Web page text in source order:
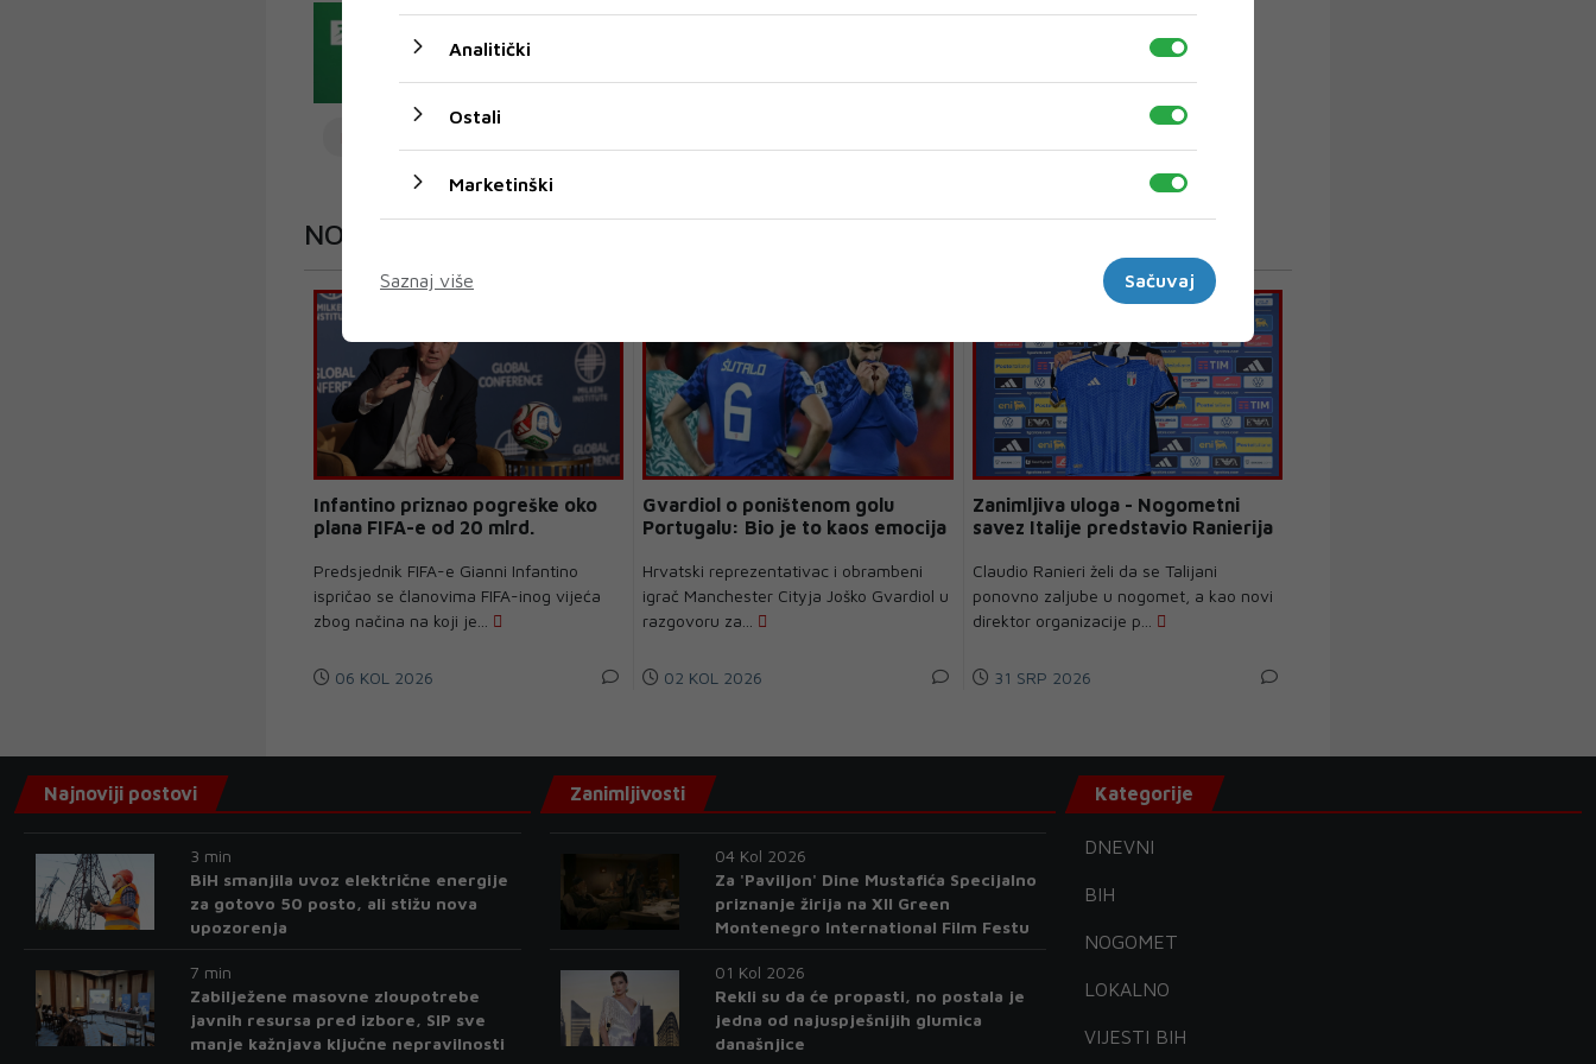
NOGOMET
Infantino priznao pogreške oko
plana FIFA-e od 20 mlrd.
Predsjednik FIFA-e Gianni Infantino
ispričao se članovima FIFA-inog vijeća
zbog načina na koji je...
06 KOL 2026
Gvardiol o poništenom golu
Portugalu: Bio je to kaos emocija
Hrvatski reprezentativac i obrambeni
igrač Manchester Cityja Joško Gvardiol u
razgovoru za...
02 KOL 2026
Zanimljiva uloga - Nogometni
savez Italije predstavio Ranierija
Claudio Ranieri želi da se Talijani
ponovno zaljube u nogomet, a kao novi
direktor organizacije p...
31 SRP 2026
Analitički
Ostali
Marketinški
Saznaj više Sačuvaj
Najnoviji postovi
3 min
BiH smanjila uvoz električne energije
za gotovo 50 posto, ali stižu nova
upozorenja
7 min
Zabilježene masovne zloupotrebe
javnih resursa pred izbore, SIP sve
manje kažnjava ključne nepravilnosti
Zanimljivosti
04 Kol 2026
Za 'Paviljon' Dine Mustafića Specijalno
priznanje žirija na XII Green
Montenegro International Film Festu
01 Kol 2026
Rekli su da će propasti, no postala je
jedna od najuspješnijih glumica
današnjice
Kategorije
DNEVNI
BIH
NOGOMET
LOKALNO
VIJESTI BIH